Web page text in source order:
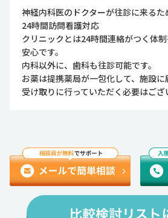
神経内科医のドクターが往診に来るた
24時間訪問看護対応
クリニックとは24時間連絡がつく体
安心です。
内科以外に、歯科も往診可能です。
お薬は提携薬局が一包化して、施設
受け取りに行っていただく必要はござ